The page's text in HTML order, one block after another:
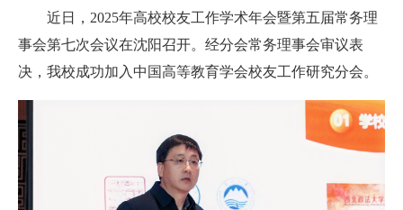
近日，2025年高校校友工作学术年会暨第五届常务理
事会第七次会议在沈阳召开。经分会常务理事会审议表
决，我校成功加入中国高等教育学会校友工作研究分会。